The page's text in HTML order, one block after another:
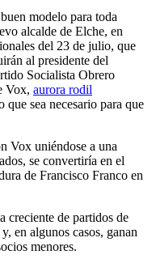
modelo para toda
alcalde de Elche, en
del 23 de julio, que
al presidente del
Socialista Obrero
Vox, aurora rodil
sea necesario para que
Vox uniéndose a una
se convertiría en el
de Francisco Franco en
creciente de partidos de
en algunos casos, ganan
menores.